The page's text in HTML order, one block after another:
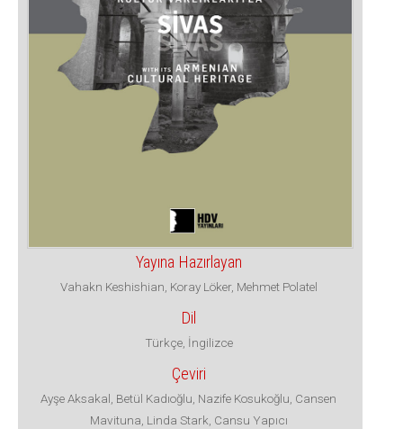
Yayına Hazırlayan
Vahakn Keshishian, Koray Löker, Mehmet Polatel
Dil
Türkçe, İngilizce
Çeviri
Ayşe Aksakal, Betül Kadıoğlu, Nazife Kosukoğlu, Cansen
Mavituna, Linda Stark, Cansu Yapıcı